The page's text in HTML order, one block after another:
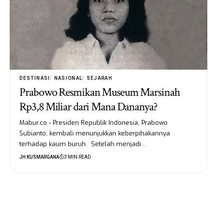
DESTINASI NASIONAL SEJARAH
Prabowo Resmikan Museum Marsinah
Rp3,8 Miliar dari Mana Dananya?
Mabur.co - Presiden Republik Indonesia, Prabowo
Subianto, kembali menunjukkan keberpihakannya
terhadap kaum buruh. Setelah menjadi…
JH KUSMARGANA 3 MIN READ